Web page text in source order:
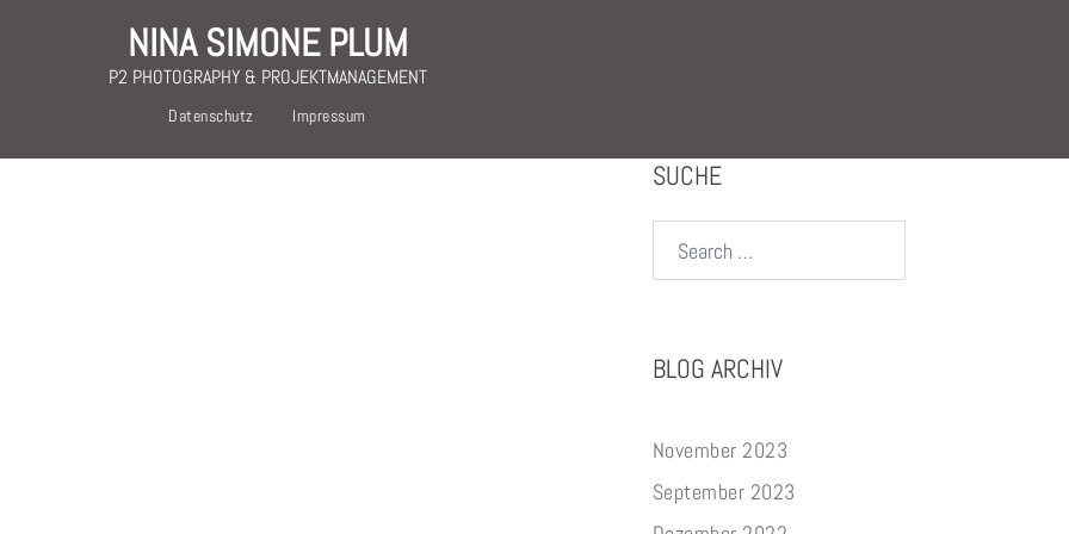
NINA SIMONE PLUM
P2 PHOTOGRAPHY & PROJEKTMANAGEMENT
Datenschutz Impressum
SUCHE
BLOG ARCHIV
November 2023
September 2023